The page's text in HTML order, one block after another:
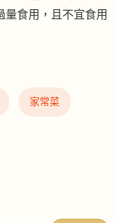
量食用，且不宜食用
家常菜